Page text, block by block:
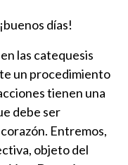
días!
las catequesis
un procedimiento
tienen una
debe ser
Entremos,
objeto del